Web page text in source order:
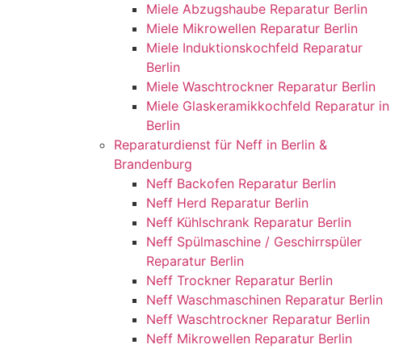
Miele Abzugshaube Reparatur Berlin
Miele Mikrowellen Reparatur Berlin
Miele Induktionskochfeld Reparatur
Berlin
Miele Waschtrockner Reparatur Berlin
Miele Glaskeramikkochfeld Reparatur in
Berlin
Reparaturdienst für Neff in Berlin &
Brandenburg
Neff Backofen Reparatur Berlin
Neff Herd Reparatur Berlin
Neff Kühlschrank Reparatur Berlin
Neff Spülmaschine / Geschirrspüler
Reparatur Berlin
Neff Trockner Reparatur Berlin
Neff Waschmaschinen Reparatur Berlin
Neff Waschtrockner Reparatur Berlin
Neff Mikrowellen Reparatur Berlin